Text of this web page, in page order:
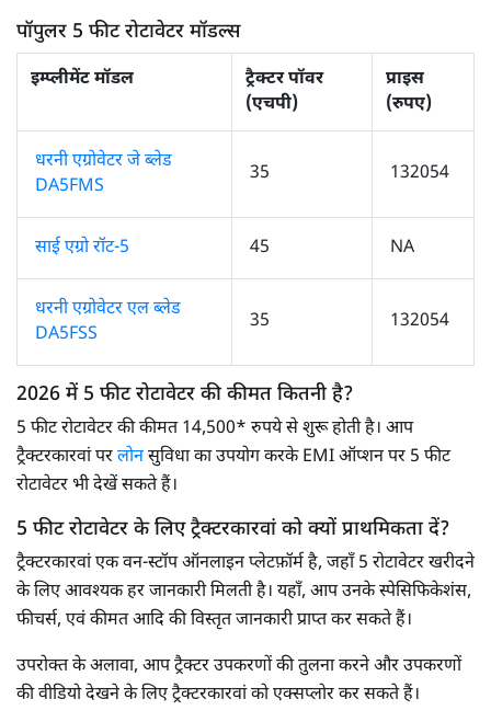
पॉपुलर 5 फीट रोटावेटर मॉडल्स
इम्प्लीमेंट मॉडल
ट्रैक्टर पॉवर
(एचपी)
प्राइस
(रुपए)
धरनी एग्रोवेटर जे ब्लेड
DA5FMS
35 132054
साई एग्रो रॉट-5 45 NA
धरनी एग्रोवेटर एल ब्लेड
DA5FSS
35 132054
2026 में 5 फीट रोटावेटर की कीमत कितनी है?
5 फीट रोटावेटर की कीमत 14,500* रुपये से शुरू होती है। आप
ट्रैक्टरकारवां परलोनसुविधा का उपयोग करके EMI ऑप्शन पर 5 फीट
रोटावेटर भी देखें सकते हैं।
5 फीट रोटावेटर के लिए ट्रैक्टरकारवां को क्यों प्राथमिकता दें?
ट्रैक्टरकारवां एक वन-स्टॉप ऑनलाइन प्लेटफ़ॉर्म है, जहाँ 5 रोटावेटर खरीदने
के लिए आवश्यक हर जानकारी मिलती है। यहाँ, आप उनके स्पेसिफिकेशंस,
फीचर्स, एवं कीमत आदि की विस्तृत जानकारी प्राप्त कर सकते हैं।
उपरोक्त के अलावा, आप ट्रैक्टर उपकरणों की तुलना करने और उपकरणों
की वीडियो देखने के लिए ट्रैक्टरकारवां को एक्सप्लोर कर सकते हैं।